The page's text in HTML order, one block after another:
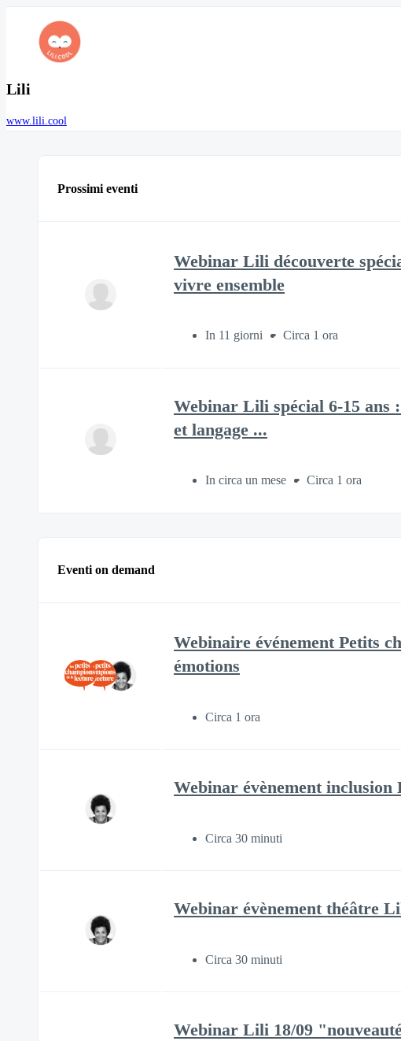
Lili
www.lili.cool
Prossimi eventi
Webinar Lili découverte
vivre ensemble
In 11 giorni Circa 1 ora
Webinar Lili spécial 6-15 ans
et langage ...
In circa un mese Circa 1 ora
Eventi on demand
Webinaire événement Petits
émotions
Circa 1 ora
Webinar évènement
Circa 30 minuti
Webinar évènement théâtre
Circa 30 minuti
Webinar Lili 18/09